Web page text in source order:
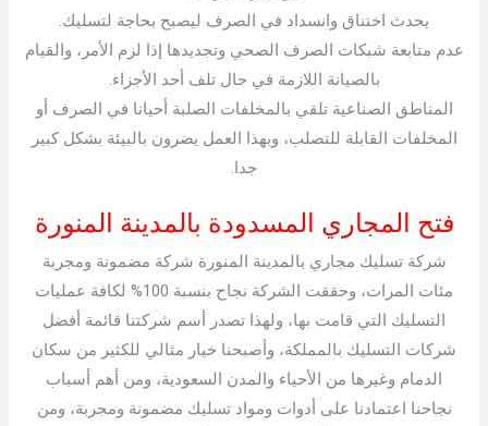
يحدث اختناق وانسداد في الصرف ليصبح بحاجة لتسليك.
عدم متابعة شبكات الصرف الصحي وتجديدها إذا لزم الأمر، والقيام
بالصيانة اللازمة في حال تلف أحد الأجزاء.
المناطق الصناعية تلقي بالمخلفات الصلبة أحيانا في الصرف أو
المخلفات القابلة للتصلب، وبهذا العمل يضرون بالبيئة بشكل كبير
جدا.
فتح المجاري المسدودة بالمدينة المنورة
شركة تسليك مجاري بالمدينة المنورة شركة مضمونة ومجربة
مئات المرات، وحققت الشركة نجاح بنسبة 100% لكافة عمليات
التسليك التي قامت بها، ولهذا تصدر أسم شركتنا قائمة أفضل
شركات التسليك بالمملكة، وأصبحنا خيار مثالي للكثير من سكان
الدمام وغيرها من الأحياء والمدن السعودية، ومن أهم أسباب
نجاحنا اعتمادنا على أدوات ومواد تسليك مضمونة ومجربة، ومن